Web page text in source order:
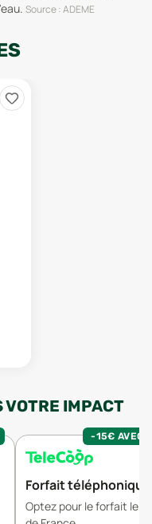
. Source : ADEME
VOTRE IMPACT
-15€ AVEC
Forfait téléphonique
Optez pour le forfait le